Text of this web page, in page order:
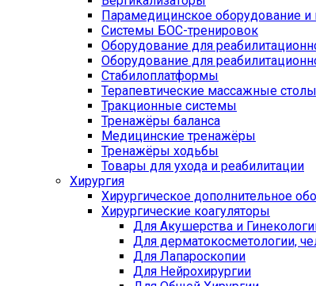
Парамедицинское оборудование и
Системы БОС-тренировок
Оборудование для
Оборудование для
Стабилоплатформы
Терапевтические массажные столы
Тракционные системы
Тренажёры баланса
Медицинские тренажёры
Тренажёры ходьбы
Товары для ухода и реабилитации
Хирургия
Хирургическое дополнительное
Хирургические коагуляторы
Для Акушерства и
Для дерматокосметологии,
Для Лапароскопии
Для Нейрохирургии